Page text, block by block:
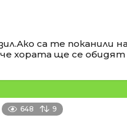
са те поканили
хората ще се обидят
648 9